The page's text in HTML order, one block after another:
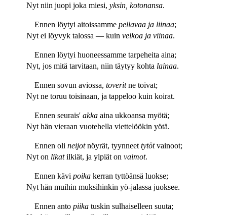
Nyt niin juopi joka miesi, yksin, kotonansa.
Ennen löytyi aitoissamme pellavaa ja liinaa;
Nyt ei löyvyk talossa — kuin velkoa ja viinaa.
Ennen löytyi huoneessamme tarpeheita aina;
Nyt, jos mitä tarvitaan, niin täytyy kohta lainaa.
Ennen sovun aviossa, toveritne toivat;
Nyt ne toruu toisinaan, ja tappeloo kuin koirat.
Ennen seurais' akkaaina ukkoansa myötä;
Nyt hän vieraan vuotehella viettelöökin yötä.
Ennen oli neijotnöyrät, tyynneet tytötvainoot;
Nyt on likatilkiät, ja ylpiät on vaimot.
Ennen kävi poikakerran tyttöänsä luokse;
Nyt hän muihin muksihinkin yö-jalassa juoksee.
Ennen anto piikatuskin sulhaiselleen suuta;